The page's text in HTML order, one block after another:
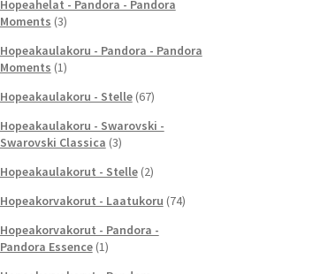
Hopeahelat - Pandora - Pandora
Moments (3)
Hopeakaulakoru - Pandora - Pandora
Moments (1)
Hopeakaulakoru - Stelle (67)
Hopeakaulakoru - Swarovski -
Swarovski Classica (3)
Hopeakaulakorut - Stelle (2)
Hopeakorvakorut - Laatukoru (74)
Hopeakorvakorut - Pandora -
Pandora Essence (1)